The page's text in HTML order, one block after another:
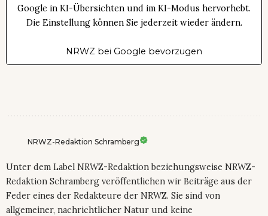
Google in KI-Übersichten und im KI-Modus hervorhebt.
Die Einstellung können Sie jederzeit wieder ändern.
NRWZ bei Google bevorzugen
NRWZ-Redaktion Schramberg
Unter dem Label NRWZ-Redaktion beziehungsweise NRWZ-
Redaktion Schramberg veröffentlichen wir Beiträge aus der
Feder eines der Redakteure der NRWZ. Sie sind von
allgemeiner, nachrichtlicher Natur und keine